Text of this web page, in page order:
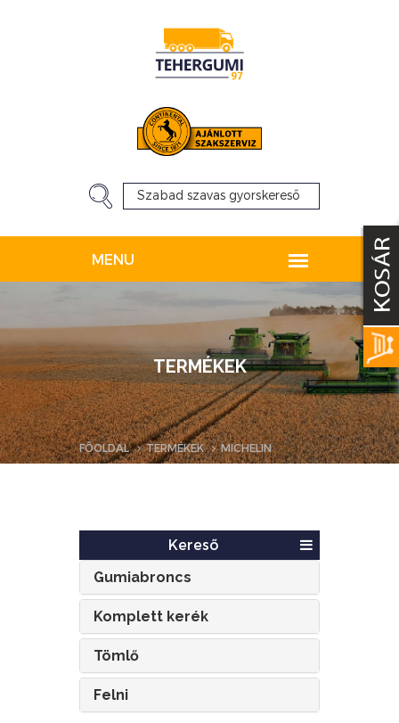
TERMÉKEK
FŐOLDAL TERMÉKEK MICHELIN
Kereső
Gumiabroncs
Komplett kerék
Tömlő
Felni